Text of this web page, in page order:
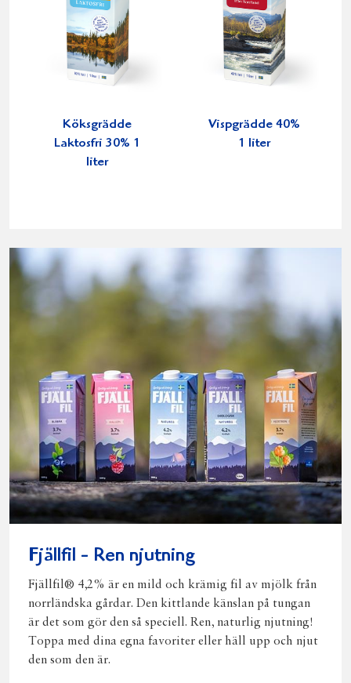
Köksgrädde
Laktosfri 30% 1
liter
Vispgrädde 40%
1 liter
Fjällfil - Ren njutning
Fjällfil® 4,2% är en mild och krämig fil av mjölk från
norrländska gårdar. Den kittlande känslan på tungan
är det som gör den så speciell. Ren, naturlig njutning!
Toppa med dina egna favoriter eller häll upp och njut
den som den är.